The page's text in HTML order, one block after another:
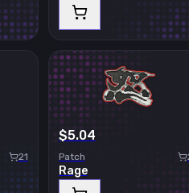
21
$5.04
Patch
Rage